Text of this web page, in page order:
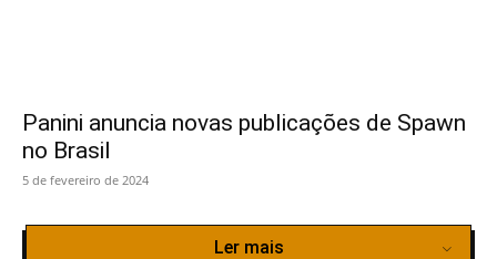
Panini anuncia novas publicações de Spawn
no Brasil
5 de fevereiro de 2024
Ler mais